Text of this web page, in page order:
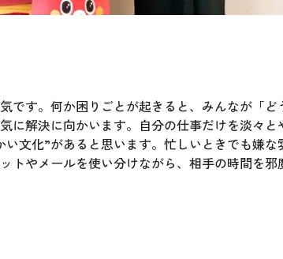
です。何か困りごとが起きると、みんなが「ど
に解決に向かいます。自分の仕事だけを淡々と
文化”があると思います。忙しいときでも嫌
トやメールを使い分けながら、相手の時間を邪